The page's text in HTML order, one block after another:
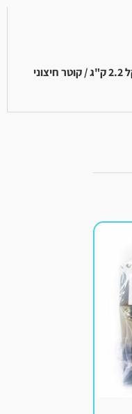
משקל 2.2 ק"ג / קוטר חיצוני